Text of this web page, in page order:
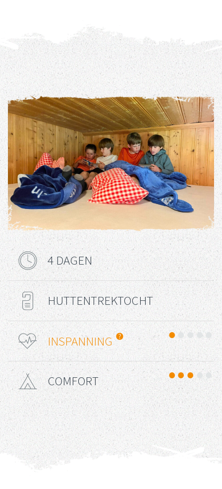
REIS DETAILS
Reisduur
4 DAGEN
Reis Type
HUTTENTREKTOCHT
Uitdaging
INSPANNING
Comfort
COMFORT